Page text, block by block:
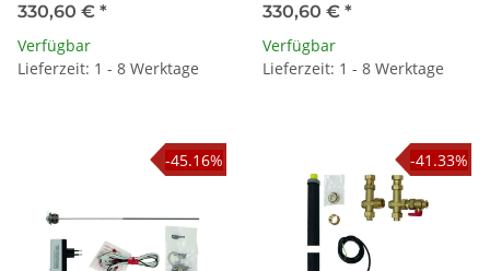
330,60 € *
Verfügbar
Lieferzeit: 1 - 8 Werktage
330,60 € *
Verfügbar
Lieferzeit: 1 - 8 Werktage
-45.16% -41.33%